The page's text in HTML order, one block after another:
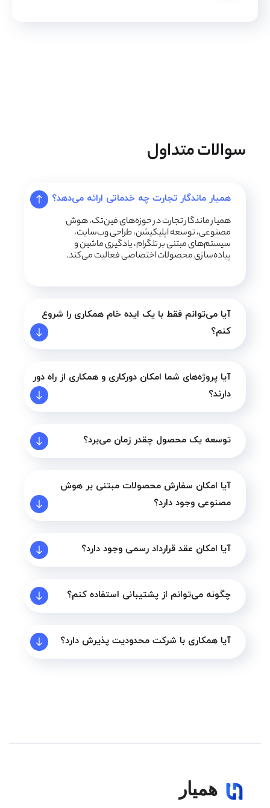
سوالات متداول
همیار ماندگار تجارت چه خدماتی ارائه می‌دهد؟
همیار ماندگار تجارت در حوزه‌های فین‌تک، هوش
مصنوعی، توسعه اپلیکیشن، طراحی وب‌سایت،
سیستم‌های مبتنی بر تلگرام، یادگیری ماشین و
پیاده‌سازی محصولات اختصاصی فعالیت می‌کند.
آیا می‌توانم فقط با یک ایده خام همکاری را شروع
کنم؟
آیا پروژه‌های شما امکان دورکاری و همکاری از راه دور
دارند؟
توسعه یک محصول چقدر زمان می‌برد؟
آیا امکان سفارش محصولات مبتنی بر هوش
مصنوعی وجود دارد؟
آیا امکان عقد قرارداد رسمی وجود دارد؟
چگونه می‌توانم از پشتیبانی استفاده کنم؟
آیا همکاری با شرکت محدودیت پذیرش دارد؟